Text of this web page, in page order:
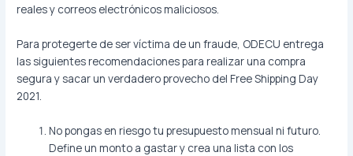
reales y correos electrónicos maliciosos.
Para protegerte de ser víctima de un fraude, ODECU entrega
las siguientes recomendaciones para realizar una compra
segura y sacar un verdadero provecho del Free Shipping Day
2021.
No pongas en riesgo tu presupuesto mensual ni futuro.
Define un monto a gastar y crea una lista con los